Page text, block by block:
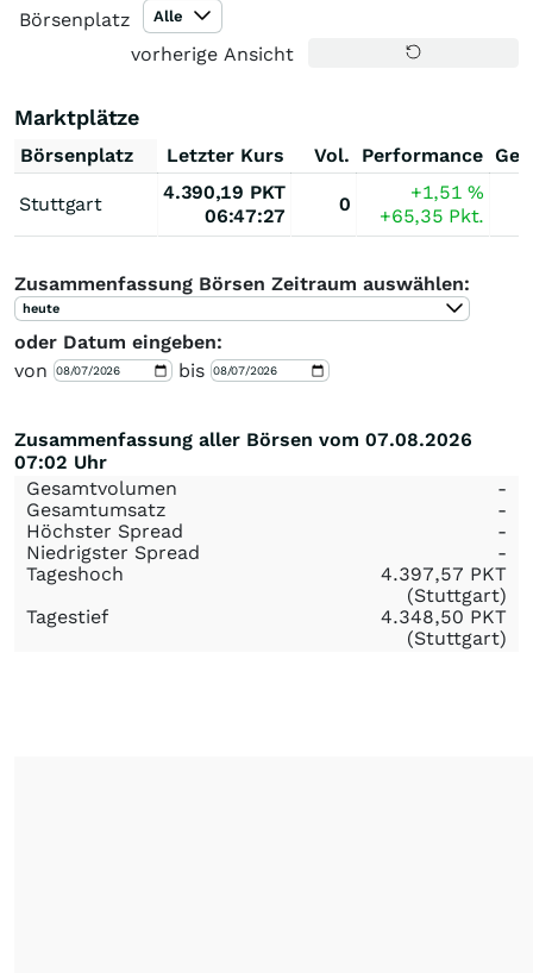
Börsenplatz Alle
vorherige Ansicht
Marktplätze
Börsenplatz Letzter Kurs Vol. Performance
Stuttgart
4.390,19 PKT
06:47:27
0
+1,51%
+65,35 Pkt.
Zusammenfassung Börsen Zeitraum auswählen:
heute
oder Datum eingeben:
von
bis
Zusammenfassung aller Börsen vom 07.08.2026
07:02 Uhr
Gesamtvolumen
-
Gesamtumsatz
-
Höchster Spread
-
Niedrigster Spread
-
Tageshoch
4.397,57 PKT
(Stuttgart)
Tagestief
4.348,50 PKT
(Stuttgart)